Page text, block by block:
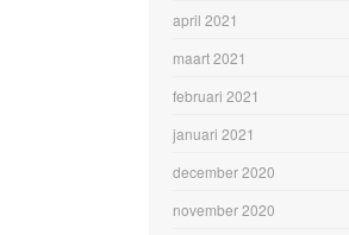
april 2021
maart 2021
februari 2021
januari 2021
december 2020
november 2020